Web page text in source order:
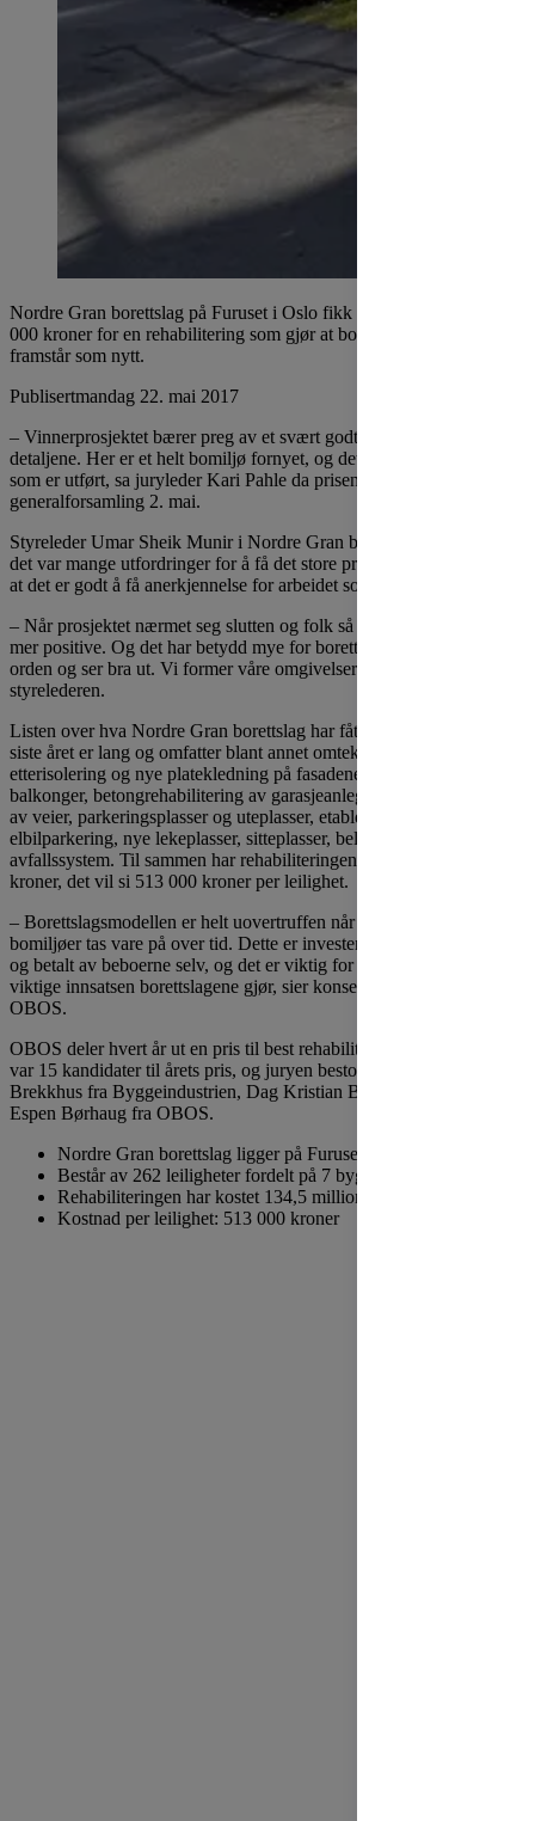
Nordre Gran borettslag på Furuset i Oslo fikk OBOS-prisen på 200
000 kroner for en rehabilitering som gjør at borettslaget nesten
framstår som nytt.
Publisertmandag 22. mai 2017
– Vinnerprosjektet bærer preg av et svært godt syn for de mange
detaljene. Her er et helt bomiljø fornyet, og det er ikke småtterier
som er utført, sa juryleder Kari Pahle da prisen ble delt ut på OBOS´
generalforsamling 2. mai.
Styreleder Umar Sheik Munir i Nordre Gran borettslag forteller at
det var mange utfordringer for å få det store prosjektet igjennom, og
at det er godt å få anerkjennelse for arbeidet som er gjort.
– Når prosjektet nærmet seg slutten og folk så at det ble bra, ble de
mer positive. Og det har betydd mye for borettslaget at ting er i
orden og ser bra ut. Vi former våre omgivelser og de former oss, sier
styrelederen.
Listen over hva Nordre Gran borettslag har fått utført av arbeider det
siste året er lang og omfatter blant annet omtekking av tak,
etterisolering og nye platekledning på fasadene, innglassing av
balkonger, betongrehabilitering av garasjeanlegg, totalrehabilitering
av veier, parkeringsplasser og uteplasser, etablering av
elbilparkering, nye lekeplasser, sitteplasser, belysning og
avfallssystem. Til sammen har rehabiliteringen kostet 134,5 millioner
kroner, det vil si 513 000 kroner per leilighet.
– Borettslagsmodellen er helt uovertruffen når det gjelder å sikre at
bomiljøer tas vare på over tid. Dette er investeringer som er bestilt
og betalt av beboerne selv, og det er viktig for oss å premiere denne
viktige innsatsen borettslagene gjør, sier konsernsjef Daniel Siraj i
OBOS.
OBOS deler hvert år ut en pris til best rehabiliterte borettslag. Det
var 15 kandidater til årets pris, og juryen bestod av Kari Pahle, Arve
Brekkhus fra Byggeindustrien, Dag Kristian Bjørnland fra PBE og
Espen Børhaug fra OBOS.
Nordre Gran borettslag ligger på Furuset i Oslo
Består av 262 leiligheter fordelt på 7 bygg
Rehabiliteringen har kostet 134,5 millioner kroner
Kostnad per leilighet: 513 000 kroner